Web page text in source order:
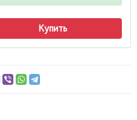
Купить